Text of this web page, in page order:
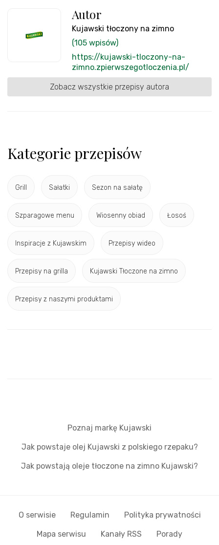
Autor
Kujawski tłoczony na zimno
(105 wpisów)
https://kujawski-tloczony-na-
zimno.zpierwszegotloczenia.pl/
Zobacz wszystkie przepisy autora
Kategorie przepisów
Grill Sałatki Sezon na sałatę
Szparagowe menu Wiosenny obiad Łosoś
Inspiracje z Kujawskim Przepisy wideo
Przepisy na grilla Kujawski Tłoczone na zimno
Przepisy z naszymi produktami
Poznaj markę Kujawski
Jak powstaje olej Kujawski z polskiego rzepaku?
Jak powstają oleje tłoczone na zimno Kujawski?
O serwisie Regulamin Polityka prywatności
Mapa serwisu Kanały RSS Porady